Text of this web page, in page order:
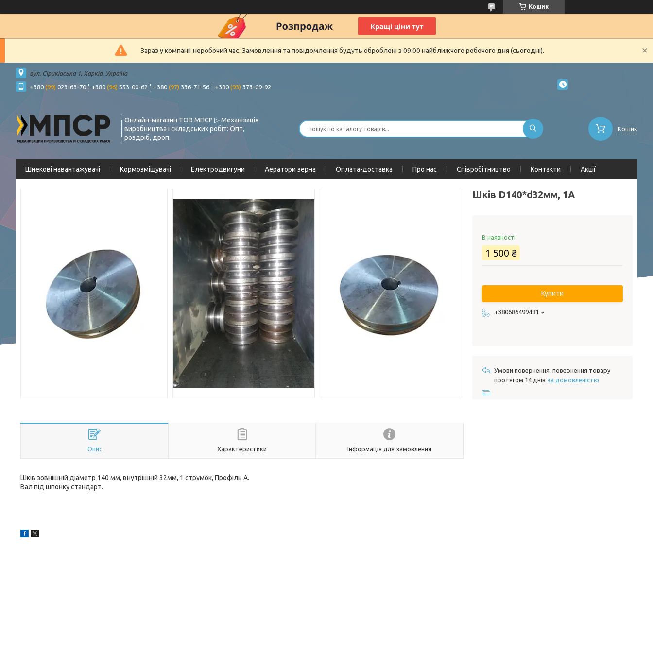
Кошик
Зараз у компанії неробочий час. Замовлення та повідомлення будуть оброблені з 09:00 найближчого робочого дня (сьогодні).
вул. Сіриківська 1, Харків, Україна
+380 (99) 023-63-70 +380 (96) 553-00-62 +380 (97) 336-71-56 +380 (93) 373-09-92
Онлайн-магазин ТОВ МПСР ▷ Механізація
виробництва і складських робіт: Опт,
роздріб, дроп.
Кошик
Шнекові навантажувачі Кормозмішувачі Електродвигуни Аератори зерна Оплата-доставка Про нас Співробітництво Контакти Акції
Опис Характеристики Інформація для замовлення
Шків зовнішній діаметр 140 мм, внутрішній 32мм, 1 струмок, Профіль А.
Вал під шпонку стандарт.
Шків D140*d32мм, 1А
В наявності
1 500 ₴
Купити
+380686499481
повернення товару
протягом 14 днів за домовленістю